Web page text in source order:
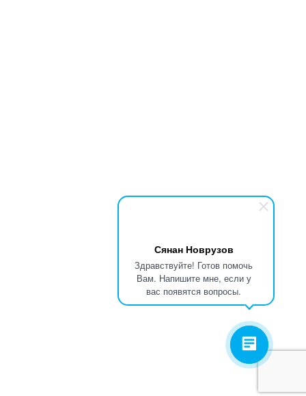
Сянан Новрузов
Здравствуйте! Готов помочь
Вам. Напишите мне, если у
вас появятся вопросы.